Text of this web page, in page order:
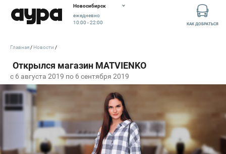
Новосибирск
ежедневно
10:00 - 22:00
КАК ДОБРАТЬСЯ
c 6 августа 2019 по 6 сентября 2019
Главная Новости